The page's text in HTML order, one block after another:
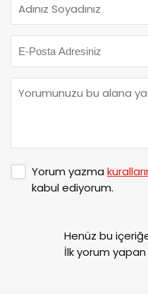
Yorum yazma
kabul ediyorum.
Henüz bu
İlk yorum